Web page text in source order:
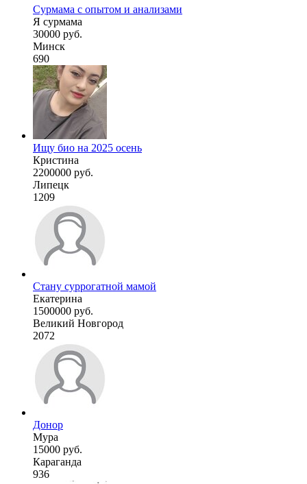
Сурмама с опытом и анализами
Я сурмама
30000 руб.
Минск
690
Ищу био на 2025 осень
Кристина
2200000 руб.
Липецк
1209
Стану суррогатной мамой
Екатерина
1500000 руб.
Великий Новгород
2072
Донор
Мура
15000 руб.
Караганда
936